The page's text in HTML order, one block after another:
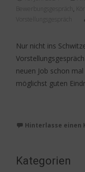
Bewerbungsgespräch ,
Vorstellungsgespräch
Nur nicht ins
neuen Job schon
möglichst guten
Hinterlasse einen
Kategorien